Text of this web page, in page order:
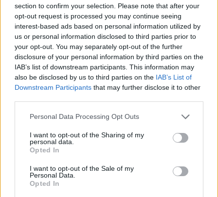
section to confirm your selection. Please note that after your
opt-out request is processed you may continue seeing
interest-based ads based on personal information utilized by
us or personal information disclosed to third parties prior to
your opt-out. You may separately opt-out of the further
disclosure of your personal information by third parties on the
IAB’s list of downstream participants. This information may
also be disclosed by us to third parties on the IAB’s List of
Downstream Participants that may further disclose it to other
Personal Data Processing Opt Outs
I want to opt-out of the Sharing of my
personal data.
Opted In
I want to opt-out of the Sale of my
Personal Data.
Opted In
ΑΝΕΥΡΥΣΜΑ ΕΓΚΕΦΑΛΟΥ
Ανεύρυσμα στον εγκέφαλο: Τα πρώιμα
συμπτώματα πριν τη ρήξη – Πρόληψη
και θεραπεία
Το ανεύρυσμα στον εγκέφαλο μπορεί να παραμείνει
μπορεί να είναι θανατηφόρα. Διατρέχετε κίνδυνο χωρίς
εγκαίρως και τι να κάνετε για την πρόληψη;